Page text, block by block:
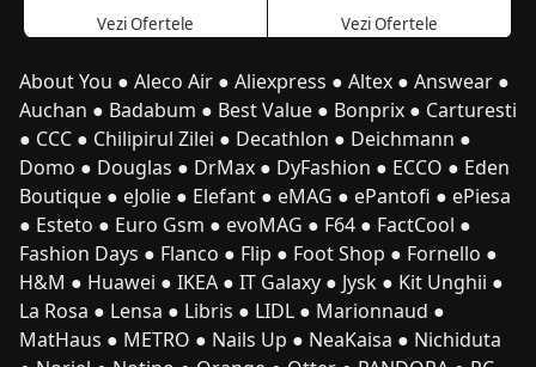
Vezi Ofertele Vezi Ofertele
About You ● Aleco Air ● Aliexpress ● Altex ● Answear ●
Auchan ● Badabum ● Best Value ● Bonprix ● Carturesti
● CCC ● Chilipirul Zilei ● Decathlon ● Deichmann ●
Domo ● Douglas ● DrMax ● DyFashion ● ECCO ● Eden
Boutique ● eJolie ● Elefant ● eMAG ● ePantofi ● ePiesa
● Esteto ● Euro Gsm ● evoMAG ● F64 ● FactCool ●
Fashion Days ● Flanco ● Flip ● Foot Shop ● Fornello ●
H&M ● Huawei ● IKEA ● IT Galaxy ● Jysk ● Kit Unghii ●
La Rosa ● Lensa ● Libris ● LIDL ● Marionnaud ●
MatHaus ● METRO ● Nails Up ● NeaKaisa ● Nichiduta